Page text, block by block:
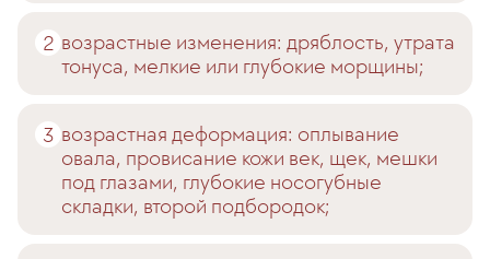
возрастные изменения: дряблость, утрата
тонуса, мелкие или глубокие морщины;
возрастная деформация: оплывание
овала, провисание кожи век, щек, мешки
под глазами, глубокие носогубные
складки, второй подбородок;